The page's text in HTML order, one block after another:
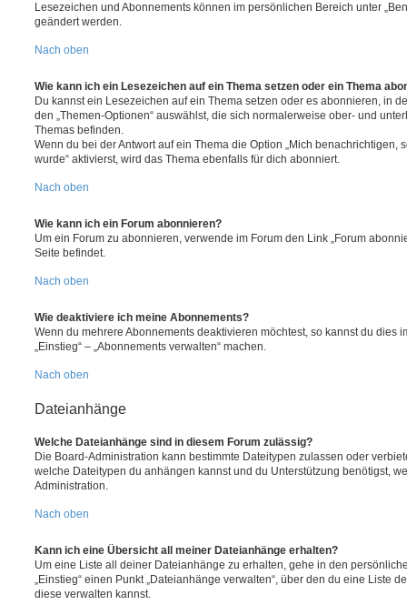
Lesezeichen und Abonnements können im persönlichen Bereich unter
geändert werden.
Nach oben
Wie kann ich ein Lesezeichen auf ein Thema setzen oder ein Thema
Du kannst ein Lesezeichen auf ein Thema setzen oder es abonnieren, in
den „Themen-Optionen“ auswählst, die sich normalerweise ober- und
Themas befinden.
Wenn du bei der Antwort auf ein Thema die Option „Mich benachrichtigen,
wurde“ aktivierst, wird das Thema ebenfalls für dich abonniert.
Nach oben
Wie kann ich ein Forum abonnieren?
Um ein Forum zu abonnieren, verwende im Forum den Link „Forum
Seite befindet.
Nach oben
Wie deaktiviere ich meine Abonnements?
Wenn du mehrere Abonnements deaktivieren möchtest, so kannst du dies
„Einstieg“ – „Abonnements verwalten“ machen.
Nach oben
Dateianhänge
Welche Dateianhänge sind in diesem Forum zulässig?
Die Board-Administration kann bestimmte Dateitypen zulassen oder
welche Dateitypen du anhängen kannst und du Unterstützung benötigst,
Administration.
Nach oben
Kann ich eine Übersicht all meiner Dateianhänge erhalten?
Um eine Liste all deiner Dateianhänge zu erhalten, gehe in den
„Einstieg“ einen Punkt „Dateianhänge verwalten“, über den du eine Liste
diese verwalten kannst.